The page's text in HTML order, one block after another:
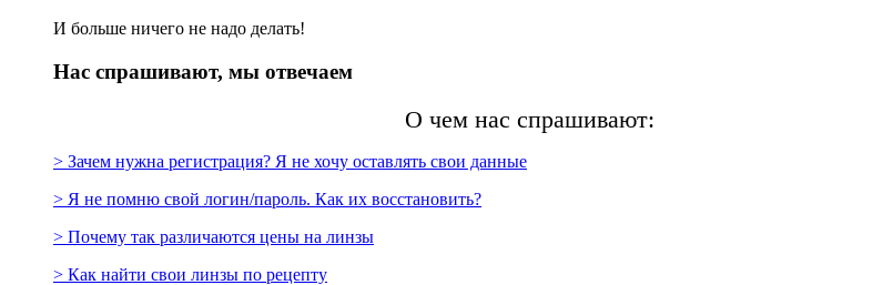
И больше ничего не надо делать!
Нас спрашивают, мы отвечаем
О чем нас спрашивают:
> Зачем нужна регистрация? Я не хочу оставлять свои данные
> Я не помню свой логин/пароль. Как их восстановить?
> Почему так различаются цены на линзы
> Как найти свои линзы по рецепту